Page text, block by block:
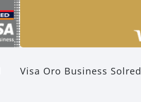
Visa Oro Business Solred